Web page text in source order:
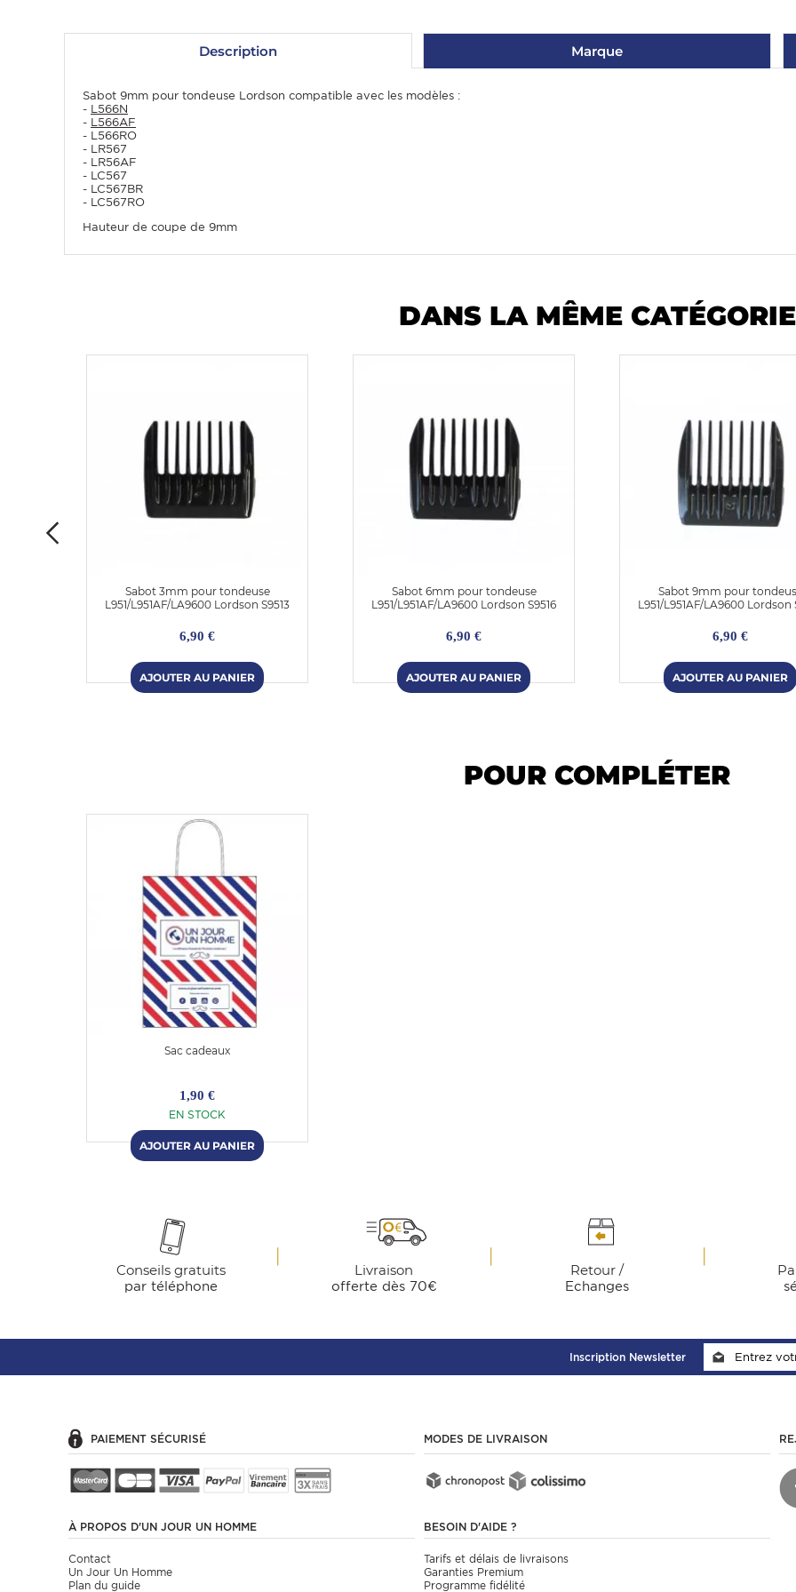
Description Marque
Sabot 9mm pour tondeuse Lordson compatible avec les modèles :
- L566N
- L566AF
- L566RO
- LR567
- LR56AF
- LC567
- LC567BR
- LC567RO
Hauteur de coupe de 9mm
DANS LA MÊME CATÉGORIE
Sabot 3mm pour tondeuse
L951/L951AF/LA9600 Lordson S9513
6,90 €
Sabot 6mm pour tondeuse
L951/L951AF/LA9600 Lordson S9516
6,90 €
Sabot 9mm pour
L951/L951AF/LA9600 Lordson
6,90 €
POUR COMPLÉTER
Sac cadeaux
1,90 €
EN STOCK
Conseils gratuits
par téléphone
Livraison
offerte dès 70€
Retour /
Echanges
Inscription Newsletter
PAIEMENT SÉCURISÉ MODES DE LIVRAISON
À PROPOS D'UN JOUR UN HOMME
Contact
Un Jour Un Homme
Plan du guide
BESOIN D'AIDE ?
Tarifs et délais de livraisons
Garanties Premium
Programme fidélité